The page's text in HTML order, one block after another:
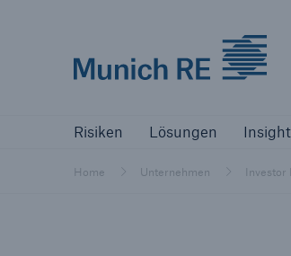
Risiken Lösungen
Home Unternehmen Investor
Bewältigen Sie Ihre Risiken